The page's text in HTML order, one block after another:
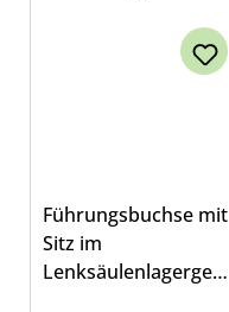
Führungsbuchse mit
Sitz im
Lenksäulenlagergehä